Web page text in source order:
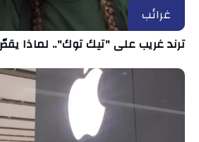
غرائب
ترند غريب على "تيك توك".. لماذا